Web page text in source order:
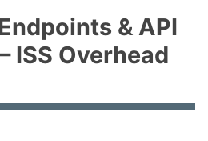
& API
ISS Overhead